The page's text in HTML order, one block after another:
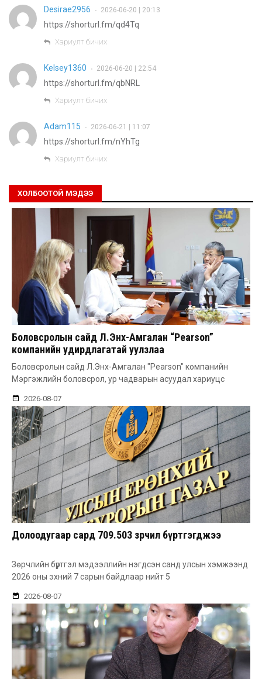
Desirae2956 • 2026-06-20 | 20:13
https://shorturl.fm/qd4Tq
Хариулт бичих
Kelsey1360 • 2026-06-20 | 22:54
https://shorturl.fm/qbNRL
Хариулт бичих
Adam115 • 2026-06-21 | 11:07
https://shorturl.fm/nYhTg
Хариулт бичих
ХОЛБООТОЙ МЭДЭЭ
Боловсролын сайд Л.Энх-Амгалан “Pearson”
компанийн удирдлагатай уулзлаа
Боловсролын сайд Л.Энх-Амгалан "Pearson" компанийн
Мэргэжлийн боловсрол, ур чадварын асуудал хариуцс
2026-08-07
Долоодугаар сард 709.503 зөрчил бүртгэгджээ
Зөрчлийн бүртгэл мэдээллийн нэгдсэн санд улсын хэмжээнд
2026 оны эхний 7 сарын байдлаар нийт 5
2026-08-07